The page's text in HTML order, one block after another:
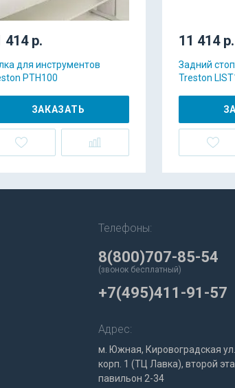
414 р.
для инструментов
PTH100
ЗАКАЗАТЬ
11 414 р.
Задний
Treston
Телефоны:
8(800)707-85-54
(звонок бесплатный)
+7(495)411-91-57
Адрес:
м. Южная, Кировоградская
корп. 1 (ТЦ Лавка), второй
павильон 2-34